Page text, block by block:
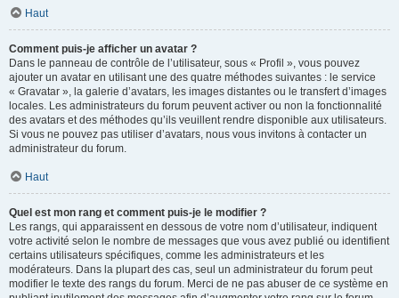
Haut
Comment puis-je afficher un avatar ?
Dans le panneau de contrôle de l’utilisateur, sous « Profil », vous pouvez
ajouter un avatar en utilisant une des quatre méthodes suivantes : le service
« Gravatar », la galerie d’avatars, les images distantes ou le transfert d’images
locales. Les administrateurs du forum peuvent activer ou non la fonctionnalité
des avatars et des méthodes qu’ils veuillent rendre disponible aux utilisateurs.
Si vous ne pouvez pas utiliser d’avatars, nous vous invitons à contacter un
administrateur du forum.
Haut
Quel est mon rang et comment puis-je le modifier ?
Les rangs, qui apparaissent en dessous de votre nom d’utilisateur, indiquent
votre activité selon le nombre de messages que vous avez publié ou identifient
certains utilisateurs spécifiques, comme les administrateurs et les
modérateurs. Dans la plupart des cas, seul un administrateur du forum peut
modifier le texte des rangs du forum. Merci de ne pas abuser de ce système en